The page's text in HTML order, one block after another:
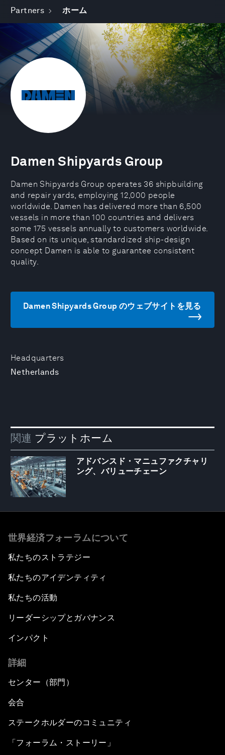
Partners ホーム
Headquarters
Netherlands
Damen Shipyards Group
Damen Shipyards Group operates 36 shipbuilding
and repair yards, employing 12,000 people
worldwide. Damen has delivered more than 6,500
vessels in more than 100 countries and delivers
some 175 vessels annually to customers worldwide.
Based on its unique, standardized ship-design
concept Damen is able to guarantee consistent
quality.
Damen Shipyards Group のウェブサイトを見る
関連 プラットホーム
アドバンスド・マニュファクチャリ
ング、バリューチェーン
世界経済フォーラムについて
私たちのストラテジー
私たちのアイデンティティ
私たちの活動
リーダーシップとガバナンス
インパクト
詳細
センター（部門）
会合
ステークホルダーのコミュニティ
「フォーラム・ストーリー」